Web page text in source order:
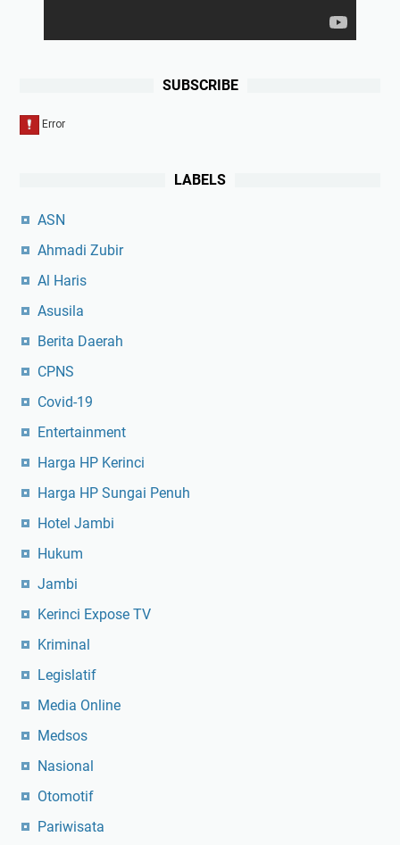
SUBSCRIBE
LABELS
ASN
Ahmadi Zubir
Al Haris
Asusila
Berita Daerah
CPNS
Covid-19
Entertainment
Harga HP Kerinci
Harga HP Sungai Penuh
Hotel Jambi
Hukum
Jambi
Kerinci Expose TV
Kriminal
Legislatif
Media Online
Medsos
Nasional
Otomotif
Pariwisata